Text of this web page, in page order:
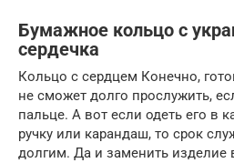
Бумажное кольцо с
сердечка
Кольцо с сердцем Конечно,
не сможет долго прослужить,
пальце. А вот если одеть его в
ручку или карандаш, то срок
долгим. Да и заменить изделие